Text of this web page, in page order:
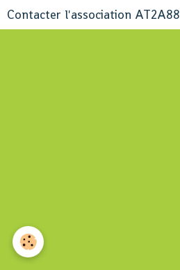
Contacter l'association AT2A88